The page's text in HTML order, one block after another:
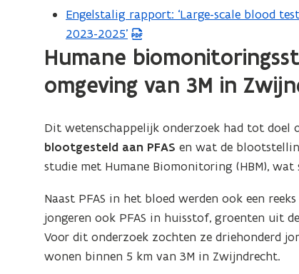
e
s
t
a
o
p
e
n
t
i
n
D
F
e
s
a
n
d
p
e
n
t
Engelstalig rapport: ‘Large-scale blood
2023-2025’
(
P
D
b
s
t
a
d
o
p
e
Humane
omgeving van 3M in
Dit wetenschappelijk onderzoek had tot doel
blootgesteld aan PFAS en wat de
studie met Humane Biomonitoring (HBM), wat
Naast PFAS in het bloed werden ook een
jongeren ook PFAS in huisstof, groenten uit
Voor dit onderzoek zochten ze driehonderd
wonen binnen 5 km van 3M in Zwijndrecht.